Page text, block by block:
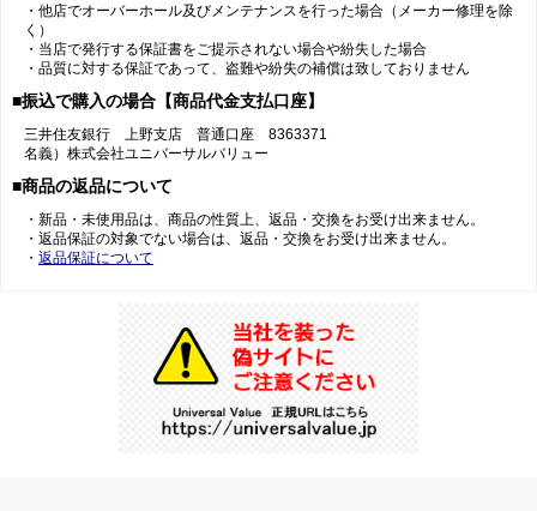
・他店でオーバーホール及びメンテナンスを行った場合（メーカー修理を除
く）
・当店で発行する保証書をご提示されない場合や紛失した場合
・品質に対する保証であって、盗難や紛失の補償は致しておりません
■振込で購入の場合【商品代金支払口座】
三井住友銀行 上野支店 普通口座 8363371
名義）株式会社ユニバーサルバリュー
■商品の返品について
・新品・未使用品は、商品の性質上、返品・交換をお受け出来ません。
・返品保証の対象でない場合は、返品・交換をお受け出来ません。
・ 返品保証について